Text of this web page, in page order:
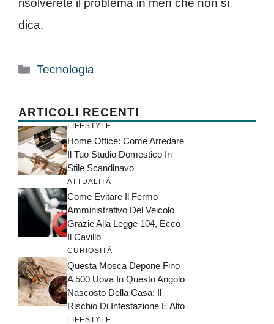
risolverete il problema in men che non si
dica.
Categorie
Tecnologia
ARTICOLI RECENTI
LIFESTYLE
Home Office: Come Arredare
Il Tuo Studio Domestico In
Stile Scandinavo
ATTUALITÀ
Come Evitare Il Fermo
Amministrativo Del Veicolo
Grazie Alla Legge 104, Ecco
Il Cavillo
CURIOSITÀ
Questa Mosca Depone Fino
A 500 Uova In Questo Angolo
Nascosto Della Casa: Il
Rischio Di Infestazione È Alto
LIFESTYLE